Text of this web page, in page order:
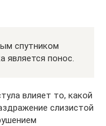
спутником
является понос.
влияет то, какой
слизистой